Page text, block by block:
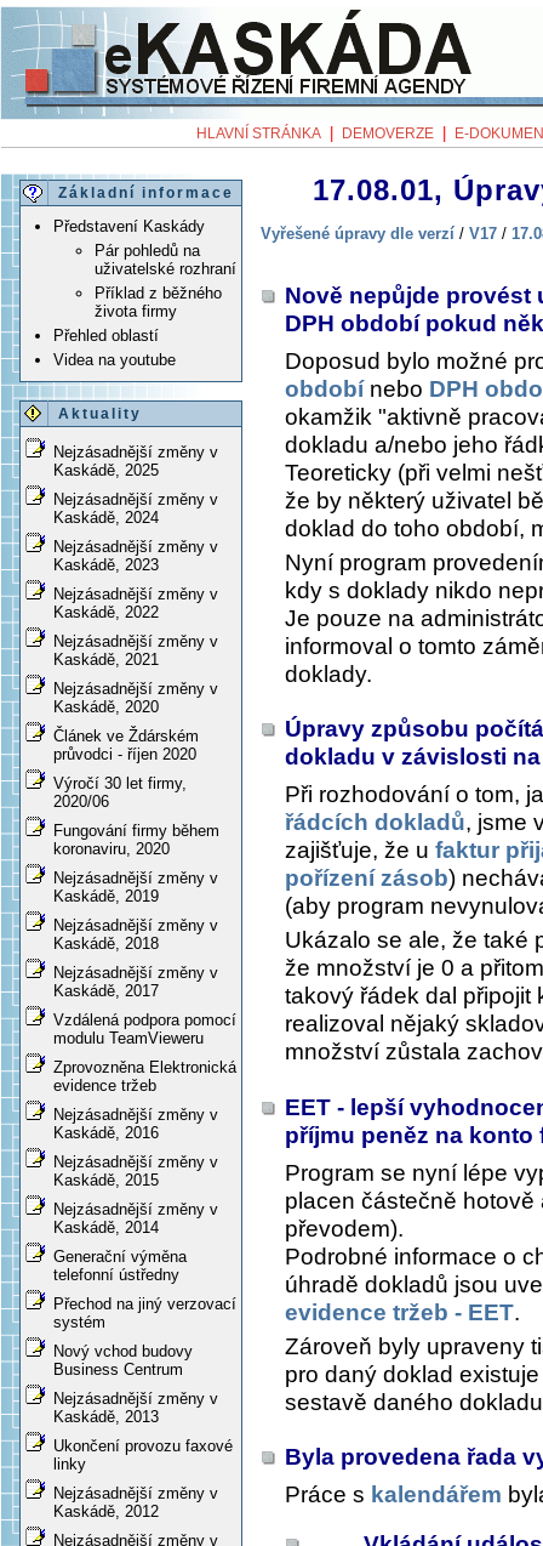
HLAVNÍ STRÁNKA DEMOVERZE E-
Základní informace
Představení Kaskády
Pár pohledů na
uživatelské rozhraní
Příklad z běžného
života firmy
Přehled oblastí
Videa na youtube
Aktuality
Nejzásadnější změny v
Kaskádě, 2025
Nejzásadnější změny v
Kaskádě, 2024
Nejzásadnější změny v
Kaskádě, 2023
Nejzásadnější změny v
Kaskádě, 2022
Nejzásadnější změny v
Kaskádě, 2021
Nejzásadnější změny v
Kaskádě, 2020
Článek ve Ždárském
průvodci - říjen 2020
Výročí 30 let firmy,
2020/06
Fungování firmy během
koronaviru, 2020
Nejzásadnější změny v
Kaskádě, 2019
Nejzásadnější změny v
Kaskádě, 2018
Nejzásadnější změny v
Kaskádě, 2017
Vzdálená podpora pomocí
modulu TeamVieweru
Zprovozněna Elektronická
evidence tržeb
Nejzásadnější změny v
Kaskádě, 2016
Nejzásadnější změny v
Kaskádě, 2015
Nejzásadnější změny v
Kaskádě, 2014
Generační výměna
telefonní ústředny
Přechod na jiný verzovací
systém
Nový vchod budovy
Business Centrum
Nejzásadnější změny v
Kaskádě, 2013
Ukončení provozu faxové
linky
Nejzásadnější změny v
Kaskádě, 2012
Nejzásadnější změny v
17.08.01,
Vyřešené úpravy dle verzí / V17 /
Nově nepůjde provést
DPH období pokud
Doposud bylo možné
obdobínebo DPH
okamžik "aktivně
dokladu a/nebo jeho
Teoreticky (při velmi
že by některý uživatel
doklad do toho období,
Nyní program
kdy s doklady nikdo
Je pouze na
informoval o tomto
doklady.
Úpravy způsobu
dokladu v závislosti
Při rozhodování o tom,
řádcích dokladů, jsme
zajišťuje, že u faktur
pořízení zásob)
(aby program
Ukázalo se ale, že také
že množství je 0 a
takový řádek dal připojit
realizoval nějaký
množství zůstala
EET - lepší
příjmu peněz na
Program se nyní lépe
placen částečně
převodem).
Podrobné informace o
úhradě dokladů jsou
evidence tržeb - EET.
Zároveň byly upraveny
pro daný doklad
sestavě daného
Byla provedena řada
Práce s kalendářem